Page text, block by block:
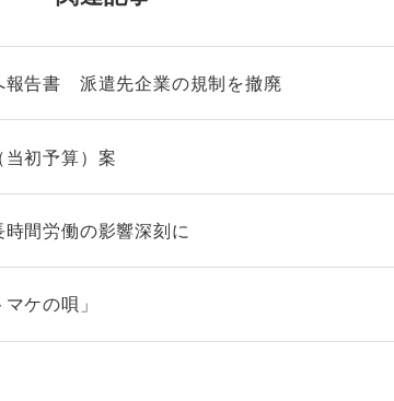
告書 派遣先企業の規制を撤廃
初予算）案
間労働の影響深刻に
ケの唄」